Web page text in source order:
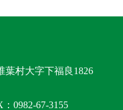
村大字下福良1826
0982-67-3155